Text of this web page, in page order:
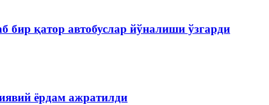
бир қатор автобуслар йўналиши ўзгарди
ёрдам ажратилди